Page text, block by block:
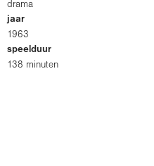
drama
jaar
1963
speelduur
138 minuten